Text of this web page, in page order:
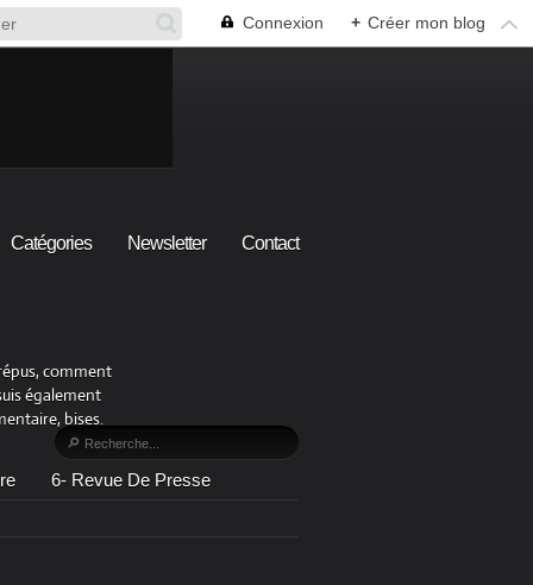
Connexion + Créer mon blog
Catégories Newsletter Contact
comment
également
bises.
6- Revue De Presse